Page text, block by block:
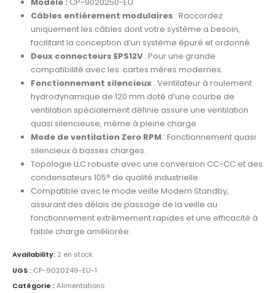
Câbles entièrement modulaires : Raccordez
uniquement les câbles dont votre système a besoin,
facilitant la conception d’un système épuré et ordonné.
Deux connecteurs EPS12V: Pour une grande
compatibilité avec les cartes mères modernes.
Fonctionnement silencieux : Ventilateur à roulement
hydrodynamique de 120 mm doté d’une courbe de
ventilation spécialement définie assure une ventilation
quasi silencieuse, même à pleine charge.
Mode de ventilation Zero RPM: Fonctionnement quasi
silencieux à basses charges.
Topologie LLC robuste avec une conversion CC-CC et des
condensateurs 105° de qualité industrielle.
Compatible avec le mode veille Modern Standby,
assurant des délais de passage de la veille au
fonctionnement extrêmement rapides et une efficacité à
faible charge améliorée.
Availability: 2 en stock
UGS : CP-9020249-EU-1
Catégorie :Alimentations